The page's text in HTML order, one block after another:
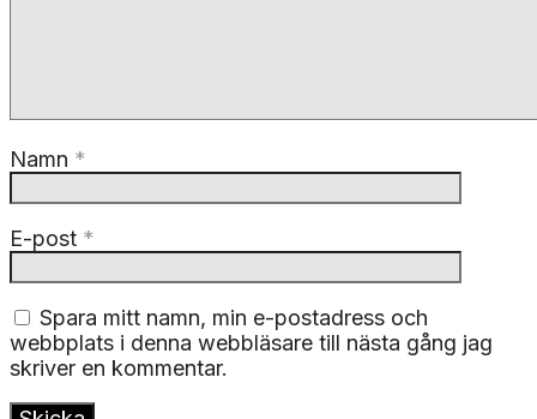
Namn *
E-post *
Spara mitt namn, min e-postadress och
webbplats i denna webbläsare till nästa gång jag
skriver en kommentar.